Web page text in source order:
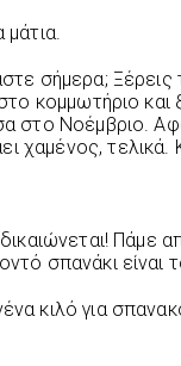
σήμερα; Ξέρεις
κομμωτήριο και
στο Νοέμβριο.
τελικά.
Πάμε
σπανάκι είναι
κιλό για